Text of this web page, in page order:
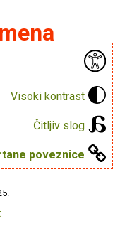
Visoki kontrast
Čitljiv slog
poveznice